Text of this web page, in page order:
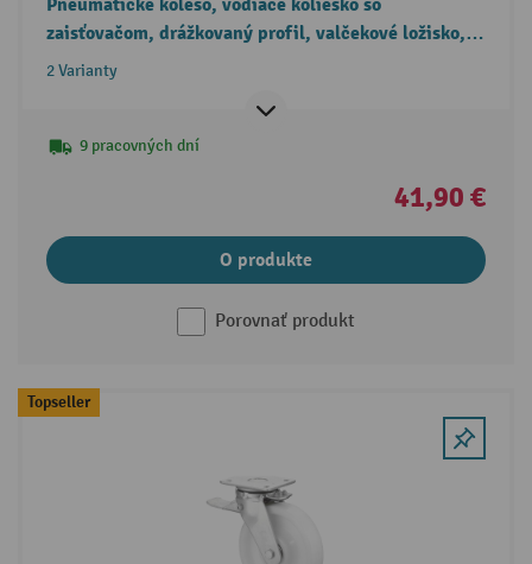
zaisťovačom, drážkovaný profil, valčekové ložisko,
Ø × šírka 200 × 50 mm, nosnosť 75 kg
2 Varianty
9 pracovných dní
41,90 €
O produkte
Porovnať produkt
Topseller